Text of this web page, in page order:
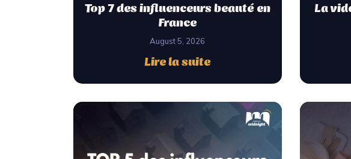
Top 7 des influenceurs beauté en
France
August 5, 2026
Lire la suite
La